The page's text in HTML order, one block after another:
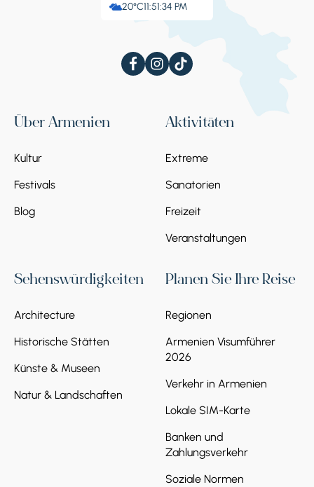
20°C11:51:35 PM
Über Armenien
Kultur
Festivals
Blog
Aktivitäten
Extreme
Sanatorien
Freizeit
Veranstaltungen
Sehenswürdigkeiten
Architecture
Historische Stätten
Künste & Museen
Natur & Landschaften
Planen Sie Ihre Reise
Regionen
Armenien Visumführer
2026
Verkehr in Armenien
Lokale SIM-Karte
Banken und
Zahlungsverkehr
Soziale Normen